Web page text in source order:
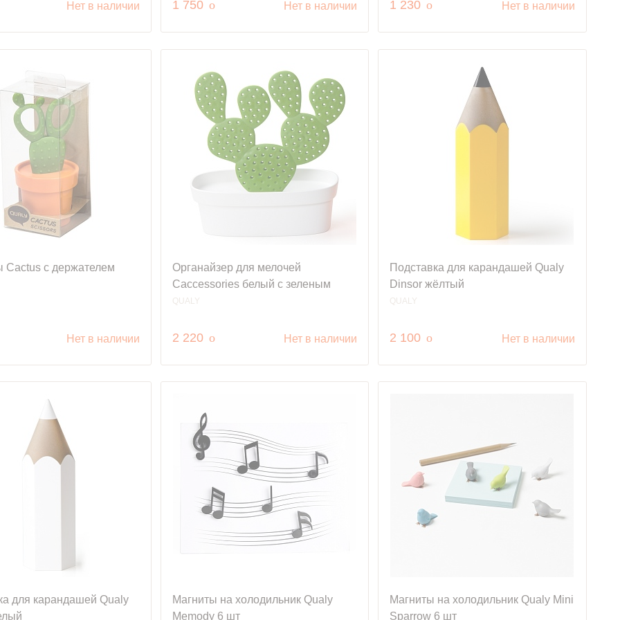
Нет в наличии 1 750 руб.
o Нет в наличии 1 230 руб.
o Нет в наличии
Cactus с держателем
Нет в наличии
Органайзер для мелочей
Caccessories белый с зеленым
QUALY
2 220 руб.
o Нет в наличии
Подставка для карандашей Qualy
Dinsor жёлтый
QUALY
2 100 руб.
o Нет в наличии
для карандашей Qualy
Магниты на холодильник Qualy
Memody 6 шт
Магниты на холодильник Qualy Mini
Sparrow 6 шт